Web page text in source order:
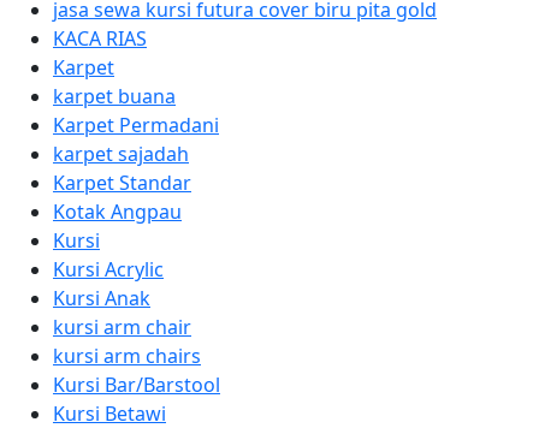
jasa sewa kursi futura cover biru pita gold
KACA RIAS
Karpet
karpet buana
Karpet Permadani
karpet sajadah
Karpet Standar
Kotak Angpau
Kursi
Kursi Acrylic
Kursi Anak
kursi arm chair
kursi arm chairs
Kursi Bar/Barstool
Kursi Betawi